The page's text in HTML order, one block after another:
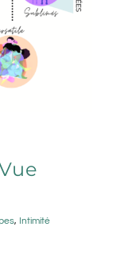
, Intimité